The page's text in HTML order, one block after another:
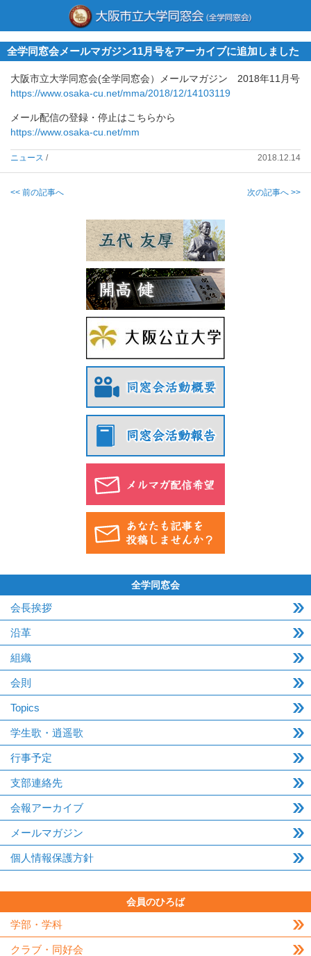
全学同窓会メールマガジン11月号をアーカイブに追加しました
大阪市立大学同窓会(全学同窓会）メールマガジン 2018年11月号
https://www.osaka-cu.net/mma/2018/12/14103119
メール配信の登録・停止はこちらから
https://www.osaka-cu.net/mm
ニュース / 2018.12.14
<< 前の記事へ 次の記事へ >>
全学同窓会
会長挨拶
沿革
組織
会則
Topics
学生歌・逍遥歌
行事予定
支部連絡先
会報アーカイブ
メールマガジン
個人情報保護方針
会員のひろば
学部・学科
クラブ・同好会